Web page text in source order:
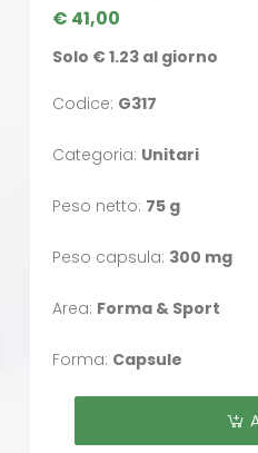
€ 41,00
Solo € 1.23 al giorno
Codice: G317
Categoria: Unitari
Peso netto: 75 g
Peso capsula: 300 mg
Area: Forma & Sport
Forma: Capsule